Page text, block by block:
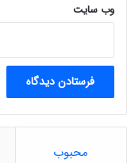
وب‌ سایت
محبوب